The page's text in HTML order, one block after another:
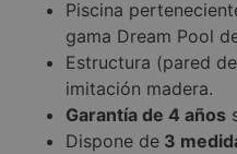
Piscina
gama Dream Pool
Estructura (pared
imitación madera.
Garantía de 4 años
Dispone de 3